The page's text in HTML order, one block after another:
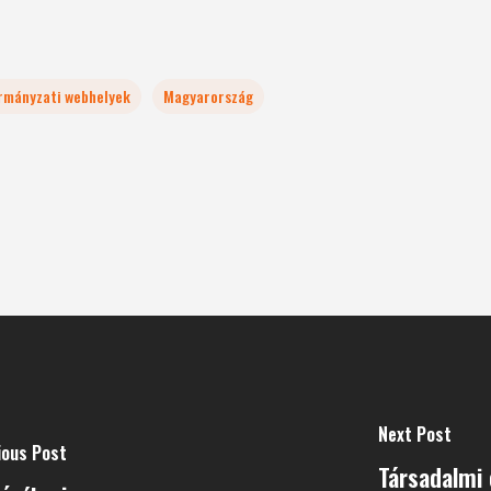
webhelyek Magyarország
Post
Next Post